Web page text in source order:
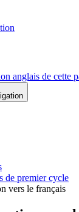
anglais de cette
de premier cycle
vers le français